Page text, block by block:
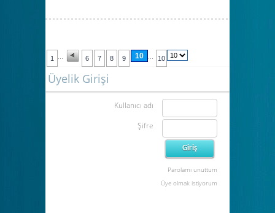
1 6 7 8 9 10 10
Üyelik Girişi
Kullanıcı adı
Şifre
Parolamı unuttum
Üye olmak istiyorum